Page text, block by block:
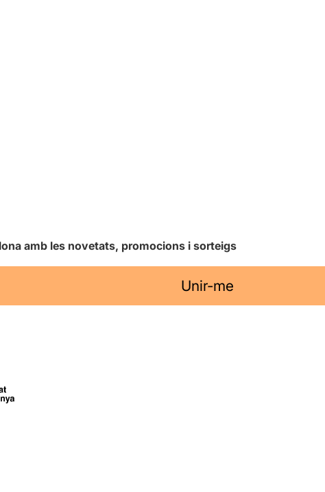
amb les novetats, promocions i sorteigs
Unir-me